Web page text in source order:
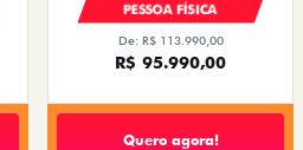
PESSOA FÍSICA
De: R$ 113.990,00
R$ 95.990,00
Quero agora!